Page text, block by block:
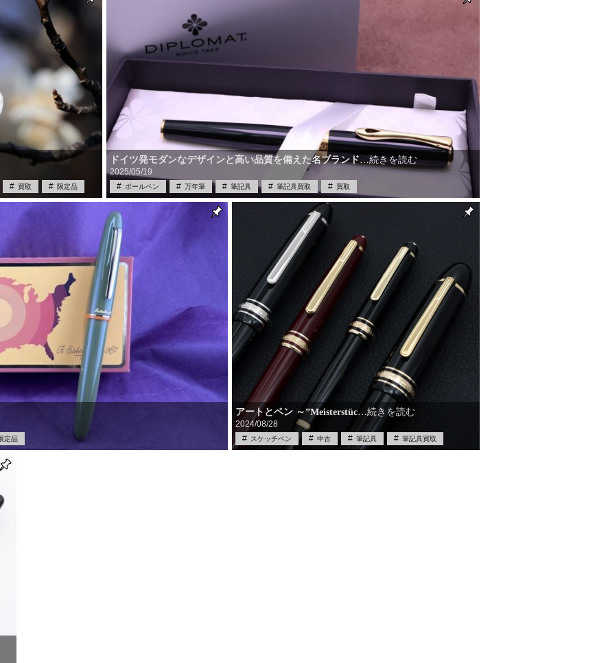
買取 限定品
ドイツ発モダンなデザインと高い品質を備えた名ブランド…続きを読む
2025/05/19
ボールペン 万年筆 筆記具 筆記具買取 買取
定品
アートとペン ～”Meisterstüc…続きを読む
2024/08/28
スケッチペン 中古 筆記具 筆記具買取